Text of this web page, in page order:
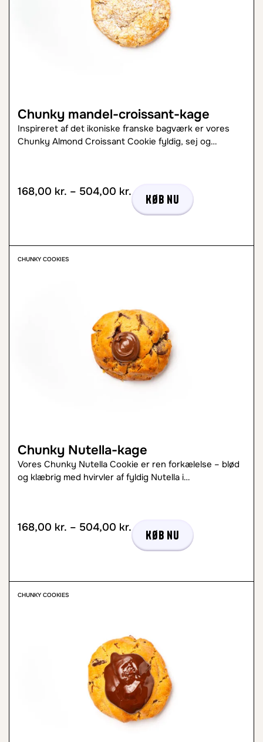
Chunky mandel-croissant-kage
Inspireret af det ikoniske franske bagværk er vores
Chunky Almond Croissant Cookie fyldig, sej og…
168,00 kr. – 504,00 kr.
Køb nu
CHUNKY COOKIES
Chunky Nutella-kage
Vores Chunky Nutella Cookie er ren forkælelse – blød
og klæbrig med hvirvler af fyldig Nutella i…
168,00 kr. – 504,00 kr.
Køb nu
CHUNKY COOKIES